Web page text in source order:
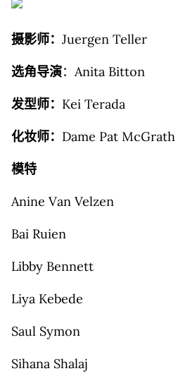
摄影师： Juergen Teller
选角导演：Anita Bitton
发型师： Kei Terada
化妆师： Dame Pat McGrath
模特
Anine Van Velzen
Bai Ruien
Libby Bennett
Liya Kebede
Saul Symon
Sihana Shalaj